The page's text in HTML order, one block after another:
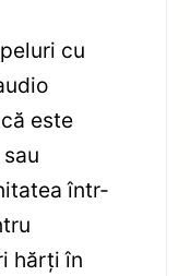
cu
este
într-
hărți în